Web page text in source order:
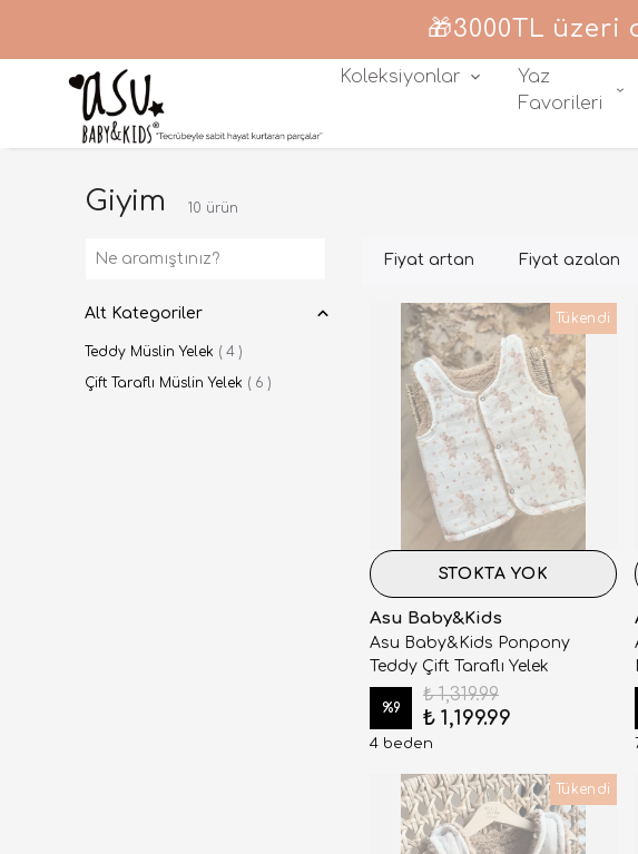
🎁3000TL üzeri
Koleksiyonlar
Yaz
Favorileri
Giyim 10 ürün
Fiyat artan Fiyat azalan
Alt Kategoriler
Teddy Müslin Yelek ( 4 )
Çift Taraflı Müslin Yelek ( 6 )
Tükendi
STOKTA YOK
Asu Baby&Kids
Asu Baby&Kids Ponpony
Teddy Çift Taraflı Yelek
%9
₺ 1,319.99
₺ 1,199.99
4 beden
Tükendi